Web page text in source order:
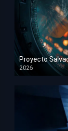
Proyecto
2026
HD 1080p